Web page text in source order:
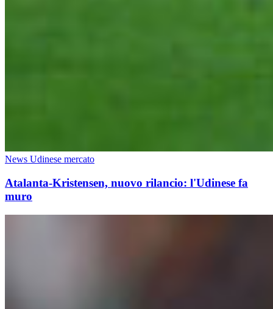
News Udinese mercato
Atalanta-Kristensen, nuovo rilancio: l'Udinese fa
muro